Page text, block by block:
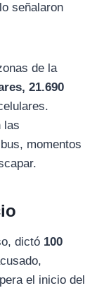
señalaron
de la
21.690
las
momentos
dictó 100
el inicio del